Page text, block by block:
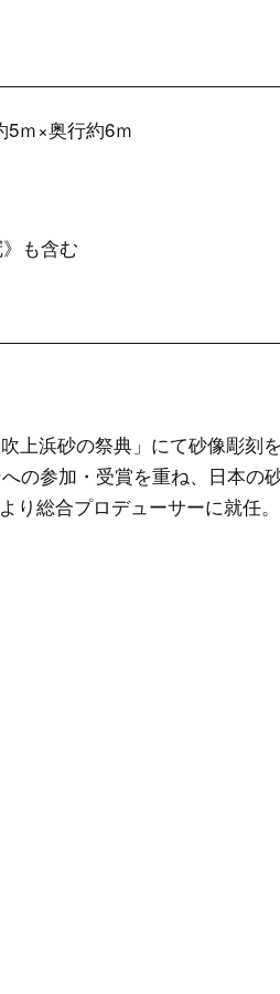
ｍ×奥行約6ｍ
も含む
デュー
上浜砂の祭典」にて砂像彫刻
の参加・受賞を重ね、日本の
り総合プロデューサーに就任